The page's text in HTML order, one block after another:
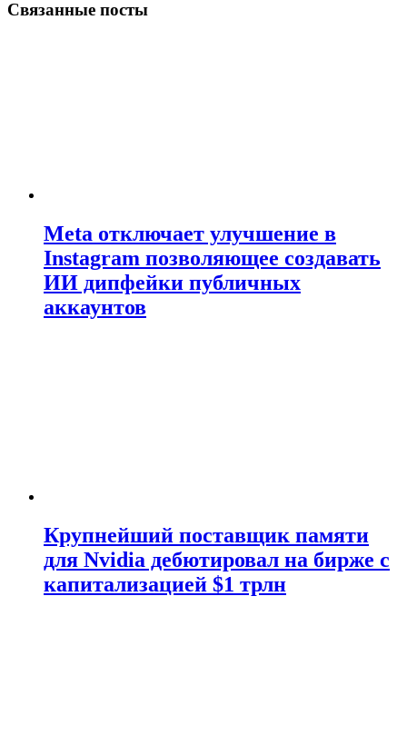
Связанные посты
Meta отключает улучшение в
Instagram позволяющее создавать
ИИ дипфейки публичных
аккаунтов
Крупнейший поставщик памяти
для Nvidia дебютировал на бирже с
капитализацией $1 трлн